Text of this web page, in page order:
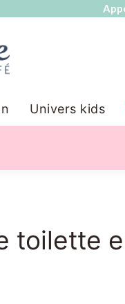
Univers kids
toilette